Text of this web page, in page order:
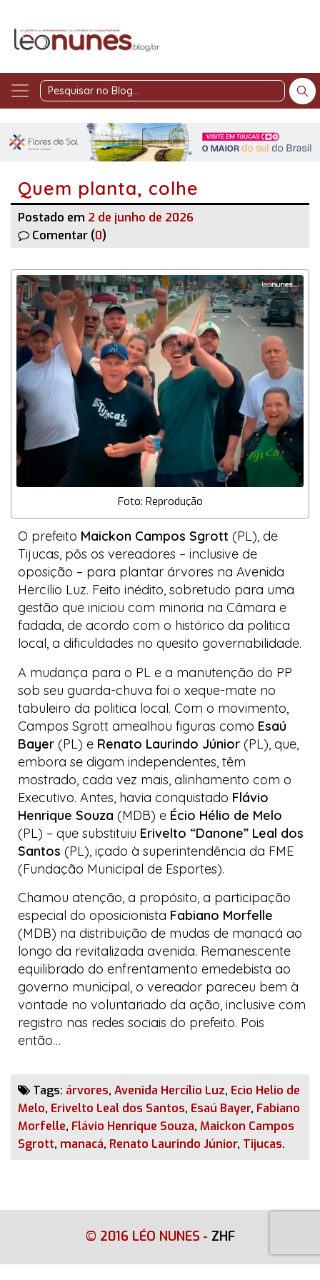
Pesquisar
Blog
Quem planta, colhe
Postado em 2 de junho de 2026
Comentar (0)
Foto: Reprodução
O prefeito Maickon Campos Sgrott (PL), de
Tijucas, pôs os vereadores – inclusive de
oposição – para plantar árvores na Avenida
Hercílio Luz. Feito inédito, sobretudo para uma
gestão que iniciou com minoria na Câmara e
fadada, de acordo com o histórico da politica
local, a dificuldades no quesito governabilidade.
A mudança para o PL e a manutenção do PP
sob seu guarda-chuva foi o xeque-mate no
tabuleiro da politica local. Com o movimento,
Campos Sgrott amealhou figuras como Esaú
Bayer (PL) e Renato Laurindo Júnior (PL), que,
embora se digam independentes, têm
mostrado, cada vez mais, alinhamento com o
Executivo. Antes, havia conquistado Flávio
Henrique Souza (MDB) e Écio Hélio de Melo
(PL) – que substituiu Erivelto “Danone” Leal dos
Santos (PL), içado à superintendência da FME
(Fundação Municipal de Esportes).
Chamou atenção, a propósito, a participação
especial do oposicionista Fabiano Morfelle
(MDB) na distribuição de mudas de manacá ao
longo da revitalizada avenida. Remanescente
equilibrado do enfrentamento emedebista ao
governo municipal, o vereador pareceu bem à
vontade no voluntariado da ação, inclusive com
registro nas redes sociais do prefeito. Pois
então…
Tags: árvores, Avenida Hercílio Luz, Ecio Helio de
Melo, Erivelto Leal dos Santos, Esaú Bayer, Fabiano
Morfelle, Flávio Henrique Souza, Maickon Campos
Sgrott, manacá, Renato Laurindo Júnior, Tijucas.
© 2016 LÉO NUNES - ZHF